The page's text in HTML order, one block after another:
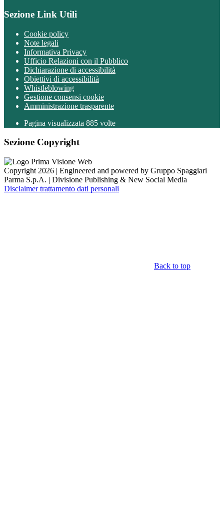
Sezione Link Utili
Cookie policy
Note legali
Informativa Privacy
Ufficio Relazioni con il Pubblico
Dichiarazione di accessibilità
Obiettivi di accessibilità
Whistleblowing
Gestione consensi cookie
Amministrazione trasparente
Pagina visualizzata 885 volte
Sezione Copyright
Copyright 2026 | Engineered and powered by Gruppo Spaggiari
Parma S.p.A. | Divisione Publishing & New Social Media
Disclaimer trattamento dati personali
Back to top